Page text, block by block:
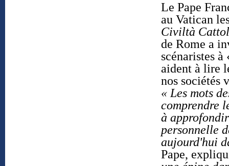
Le Pape
au Vatican
Civiltà
de Rome a
scénaristes
aident à lire
nos sociétés
« Les mots
comprendre
à
personnelle
aujourd'hui
Pape,